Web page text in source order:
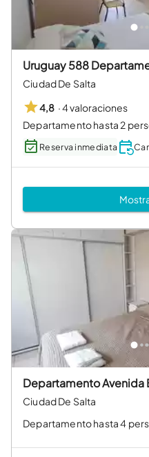
Uruguay 588
Ciudad De Salta
4,8 ·4 valoraciones
Departamento hasta 2
Reserva inmediata
Departamento Avenida
Ciudad De Salta
Departamento hasta 4